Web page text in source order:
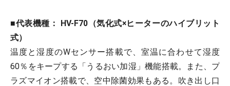
■代表機種： HV-F70（気化式×ヒーターのハイブリット
式）
温度と湿度のWセンサー搭載で、室温に合わせて湿度
60％をキープする「うるおい加湿」機能搭載。また、プ
ラズマイオン搭載で、空中除菌効果もある。吹き出し口